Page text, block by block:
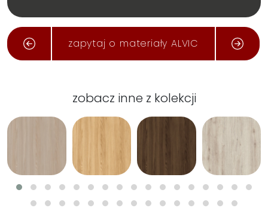
zapytaj o materiały ALVIC
zobacz inne z kolekcji